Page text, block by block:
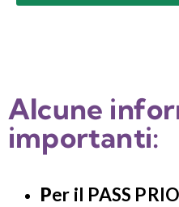
Alcune
importanti:
Per il PASS